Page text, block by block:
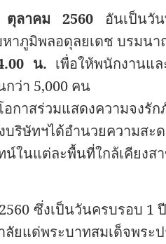
ลาคม 2560 อันเป็นวัน
าภูมิพลอดุลยเดช บรมน
น. เพื่อให้พนักงานแ
ว่า 5,000 คน
กาสร่วมแสดงความจงรั
ริษัทฯได้อำนวยความสะ
น์ในแต่ละพื้นที่ใกล้เคียง
ซึ่งเป็นวันครบรอบ 1
ยแด่พระบาทสมเด็จพระ